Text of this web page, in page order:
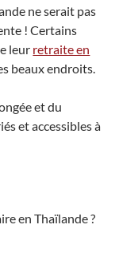
ne serait pas
! Certains
leur retraite en
beaux endroits.
et du
et accessibles à
en Thaïlande ?